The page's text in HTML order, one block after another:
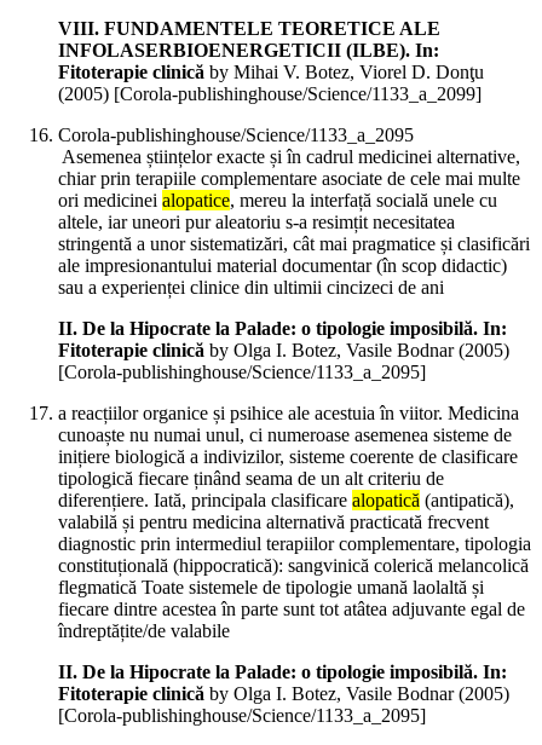
VIII. FUNDAMENTELE TEORETICE ALE
INFOLASERBIOENERGETICII (ILBE). In:
Fitoterapie clinică by Mihai V. Botez, Viorel D. Donţu
(2005) [Corola-publishinghouse/Science/1133_a_2099]
Corola-publishinghouse/Science/1133_a_2095
Asemenea științelor exacte și în cadrul medicinei alternative,
chiar prin terapiile complementare asociate de cele mai multe
ori medicinei alopatice, mereu la interfață socială unele cu
altele, iar uneori pur aleatoriu s-a resimțit necesitatea
stringentă a unor sistematizări, cât mai pragmatice și clasificări
ale impresionantului material documentar (în scop didactic)
sau a experienței clinice din ultimii cincizeci de ani
II. De la Hipocrate la Palade: o tipologie imposibilă. In:
Fitoterapie clinică by Olga I. Botez, Vasile Bodnar (2005)
[Corola-publishinghouse/Science/1133_a_2095]
a reacțiilor organice și psihice ale acestuia în viitor. Medicina
cunoaște nu numai unul, ci numeroase asemenea sisteme de
inițiere biologică a indivizilor, sisteme coerente de clasificare
tipologică fiecare ținând seama de un alt criteriu de
diferențiere. Iată, principala clasificare alopatică (antipatică),
valabilă și pentru medicina alternativă practicată frecvent
diagnostic prin intermediul terapiilor complementare, tipologia
constituțională (hippocratică): sangvinică colerică melancolică
flegmatică Toate sistemele de tipologie umană laolaltă și
fiecare dintre acestea în parte sunt tot atâtea adjuvante egal de
îndreptățite/de valabile
II. De la Hipocrate la Palade: o tipologie imposibilă. In:
Fitoterapie clinică by Olga I. Botez, Vasile Bodnar (2005)
[Corola-publishinghouse/Science/1133_a_2095]